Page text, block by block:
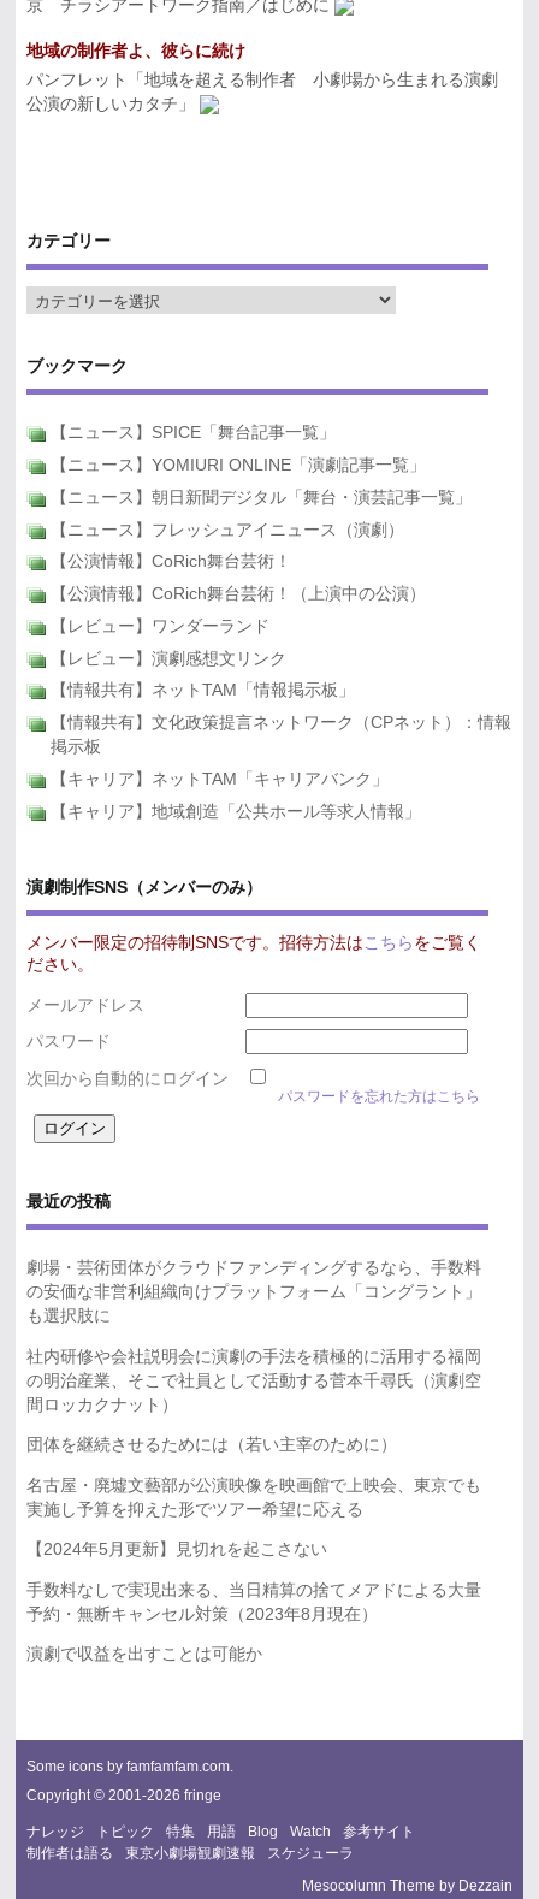
京 チラシアートワーク指南／はじめに
地域の制作者よ、彼らに続け
パンフレット「地域を超える制作者 小劇場から生まれる演劇
公演の新しいカタチ」
カテゴリー
ブックマーク
【ニュース】SPICE「舞台記事一覧」
【ニュース】YOMIURI ONLINE「演劇記事一覧」
【ニュース】朝日新聞デジタル「舞台・演芸記事一覧」
【ニュース】フレッシュアイニュース（演劇）
【公演情報】CoRich舞台芸術！
【公演情報】CoRich舞台芸術！（上演中の公演）
【レビュー】ワンダーランド
【レビュー】演劇感想文リンク
【情報共有】ネットTAM「情報掲示板」
【情報共有】文化政策提言ネットワーク（CPネット）：情報
掲示板
【キャリア】ネットTAM「キャリアバンク」
【キャリア】地域創造「公共ホール等求人情報」
演劇制作SNS（メンバーのみ）
メンバー限定の招待制SNSです。招待方法は こちら をご覧く
ださい。
メールアドレス
パスワード
次回から自動的にログイン
パスワードを忘れた方はこちら
最近の投稿
劇場・芸術団体がクラウドファンディングするなら、手数料
の安価な非営利組織向けプラットフォーム「コングラント」
も選択肢に
社内研修や会社説明会に演劇の手法を積極的に活用する福岡
の明治産業、そこで社員として活動する菅本千尋氏（演劇空
間ロッカクナット）
団体を継続させるためには（若い主宰のために）
名古屋・廃墟文藝部が公演映像を映画館で上映会、東京でも
実施し予算を抑えた形でツアー希望に応える
【2024年5月更新】見切れを起こさない
手数料なしで実現出来る、当日精算の捨てメアドによる大量
予約・無断キャンセル対策（2023年8月現在）
演劇で収益を出すことは可能か
Some icons by famfamfam.com.
Copyright © 2001-2026 fringe
ナレッジ トピック 特集 用語 Blog Watch
参考サイト
制作者は語る
東京小劇場観劇速報
スケジューラ
Mesocolumn Theme by Dezzain